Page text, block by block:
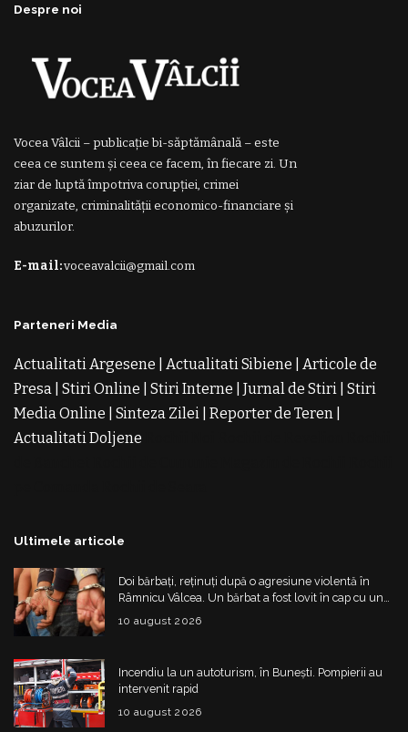
Despre noi
Vocea Vâlcii – publicație bi-săptămânală – este
ceea ce suntem și ceea ce facem, în fiecare zi. Un
ziar de luptă împotriva corupției, crimei
organizate, criminalității economico-financiare și
abuzurilor.
E-mail:voceavalcii@gmail.com
Parteneri Media
Actualitati Argesene Actualitati Sibiene
Articole de
Presa Stiri Online Stiri Interne Jurnal de Stiri Stiri
Media Online
Sinteza Zilei Reporter de Teren
Actualitati Doljene
Ultimele articole
Doi bărbați, reținuți după o agresiune violentă în
Râmnicu Vâlcea. Un bărbat a fost lovit în cap cu un
10 august 2026
Incendiu la un autoturism, în Bunești. Pompierii au
intervenit rapid
10 august 2026